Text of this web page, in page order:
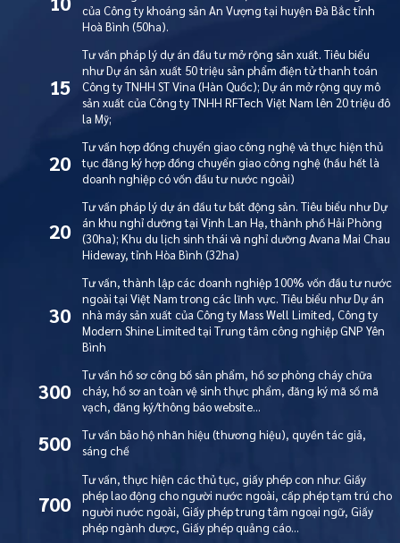
của Công ty khoáng sản An Vượng tại huyện Đà Bắc tỉnh
Hoà Bình (50ha).
15
Tư vấn pháp lý dự án đầu tư mở rộng sản xuất. Tiêu biểu
như Dự án sản xuất 50 triệu sản phẩm điện tử thanh toán
Công ty TNHH ST Vina (Hàn Quốc); Dự án mở rộng quy mô
sản xuất của Công ty TNHH RFTech Việt Nam lên 20 triệu đô
la Mỹ;
20
Tư vấn hợp đồng chuyển giao công nghệ và thực hiện thủ
tục đăng ký hợp đồng chuyển giao công nghệ (hầu hết là
doanh nghiệp có vốn đầu tư nước ngoài)
20
Tư vấn pháp lý dự án đầu tư bất động sản. Tiêu biểu như Dự
án khu nghỉ dưỡng tại Vịnh Lan Hạ, thành phố Hải Phòng
(30ha); Khu du lịch sinh thái và nghỉ dưỡng Avana Mai Chau
Hideway, tỉnh Hòa Bình (32ha)
30
Tư vấn, thành lập các doanh nghiệp 100% vốn đầu tư nước
ngoài tại Việt Nam trong các lĩnh vực. Tiêu biểu như Dự án
nhà máy sản xuất của Công ty Mass Well Limited, Công ty
Modern Shine Limited tại Trung tâm công nghiệp GNP Yên
Bình
300
Tư vấn hồ sơ công bố sản phẩm, hồ sơ phòng cháy chữa
cháy, hồ sơ an toàn vệ sinh thực phẩm, đăng ký mã số mã
vạch, đăng ký/thông báo website…
500
Tư vấn bảo hộ nhãn hiệu (thương hiệu), quyền tác giả,
sáng chế
700
Tư vấn, thực hiện các thủ tục, giấy phép con như: Giấy
phép lao động cho người nước ngoài, cấp phép tạm trú cho
người nước ngoài, Giấy phép trung tâm ngoại ngữ, Giấy
phép ngành dược, Giấy phép quảng cáo…